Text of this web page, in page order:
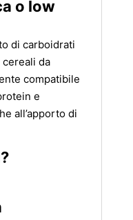
o low
di carboidrati
da
compatibile
e
all’apporto di